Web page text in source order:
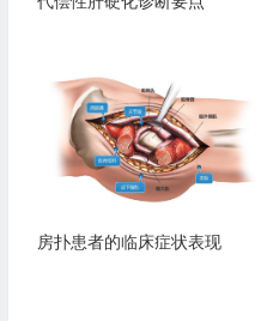
房扑患者的临床症状表现